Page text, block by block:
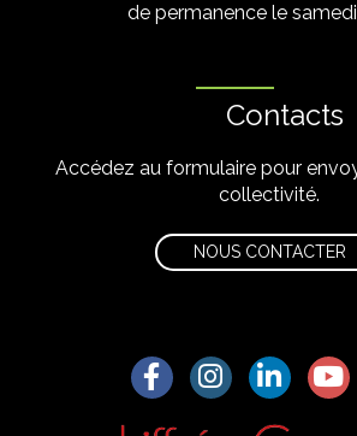
de permanence le
Contacts
Accédez au formulaire pour
collectivité.
NOUS CONTACTER
Lien vers le compte
Lien vers le
Lien